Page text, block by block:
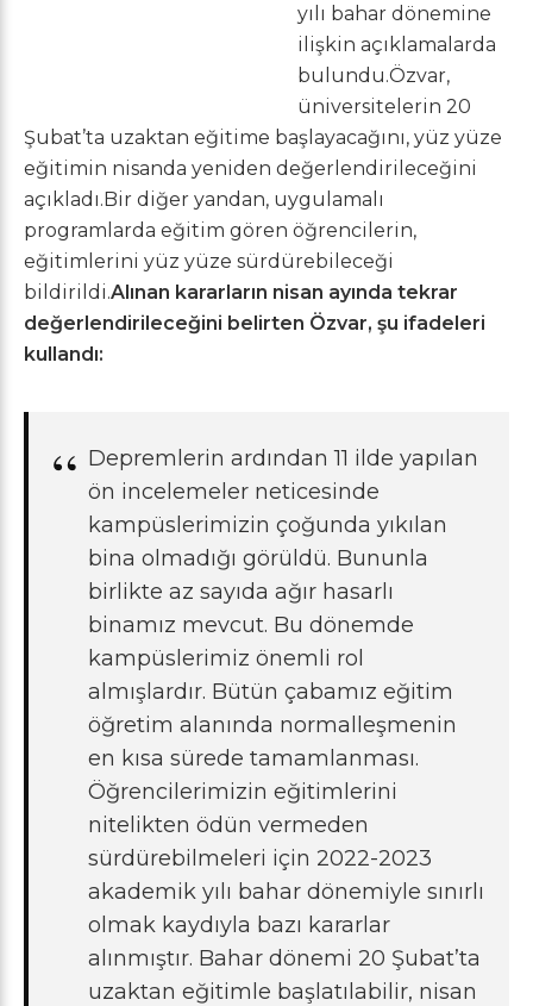
yılı bahar dönemine
ilişkin açıklamalarda
bulundu.Özvar,
üniversitelerin 20
Şubat’ta uzaktan eğitime başlayacağını, yüz yüze
eğitimin nisanda yeniden değerlendirileceğini
açıkladı.Bir diğer yandan, uygulamalı
programlarda eğitim gören öğrencilerin,
eğitimlerini yüz yüze sürdürebileceği
bildirildi.Alınan kararların nisan ayında tekrar
değerlendirileceğini belirten Özvar, şu ifadeleri
kullandı:
Depremlerin ardından 11 ilde yapılan
ön incelemeler neticesinde
kampüslerimizin çoğunda yıkılan
bina olmadığı görüldü. Bununla
birlikte az sayıda ağır hasarlı
binamız mevcut. Bu dönemde
kampüslerimiz önemli rol
almışlardır. Bütün çabamız eğitim
öğretim alanında normalleşmenin
en kısa sürede tamamlanması.
Öğrencilerimizin eğitimlerini
nitelikten ödün vermeden
sürdürebilmeleri için 2022-2023
akademik yılı bahar dönemiyle sınırlı
olmak kaydıyla bazı kararlar
alınmıştır. Bahar dönemi 20 Şubat’ta
uzaktan eğitimle başlatılabilir, nisan